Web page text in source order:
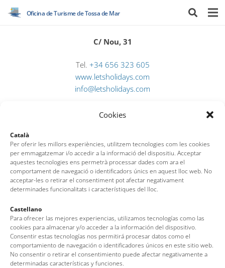
Cookies
Català
Per oferir les millors experiències, utilitzem tecnologies com les cookies
per emmagatzemar i/o accedir a la informació del dispositiu. Acceptar
aquestes tecnologies ens permetrà processar dades com ara el
comportament de navegació o identificadors únics en aquest lloc web. No
acceptar-les o retirar el consentiment pot afectar negativament
determinades funcionalitats i característiques del lloc.
Castellano
Para ofrecer las mejores experiencias, utilizamos tecnologías como las
cookies para almacenar y/o acceder a la información del dispositivo.
Consentir estas tecnologías nos permitirá procesar datos como el
comportamiento de navegación o identificadores únicos en este sitio web.
No consentir o retirar el consentimiento puede afectar negativamente a
determinadas características y funciones.
Oficina de Turisme de Tossa de Mar
C/ Nou, 31
Tel. +34 656 323 605
www.letsholidays.com
info@letsholidays.com
Oficina de Turisme de Tossa de Mar
Av. del Pelegrí, 25 – Edifici La Nau · 17320 – Tossa de Mar
(Girona – Costa Brava)
Tel: + 00 34 972 340 108 · Mail: info@visittossa.com
Nota legal·Política de cookies